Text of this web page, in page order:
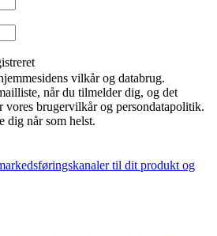
vilkår og databrug.
når du tilmelder dig, og det
vores brugervilkår og persondatapolitik.
dig når som helst.
til dit produkt og